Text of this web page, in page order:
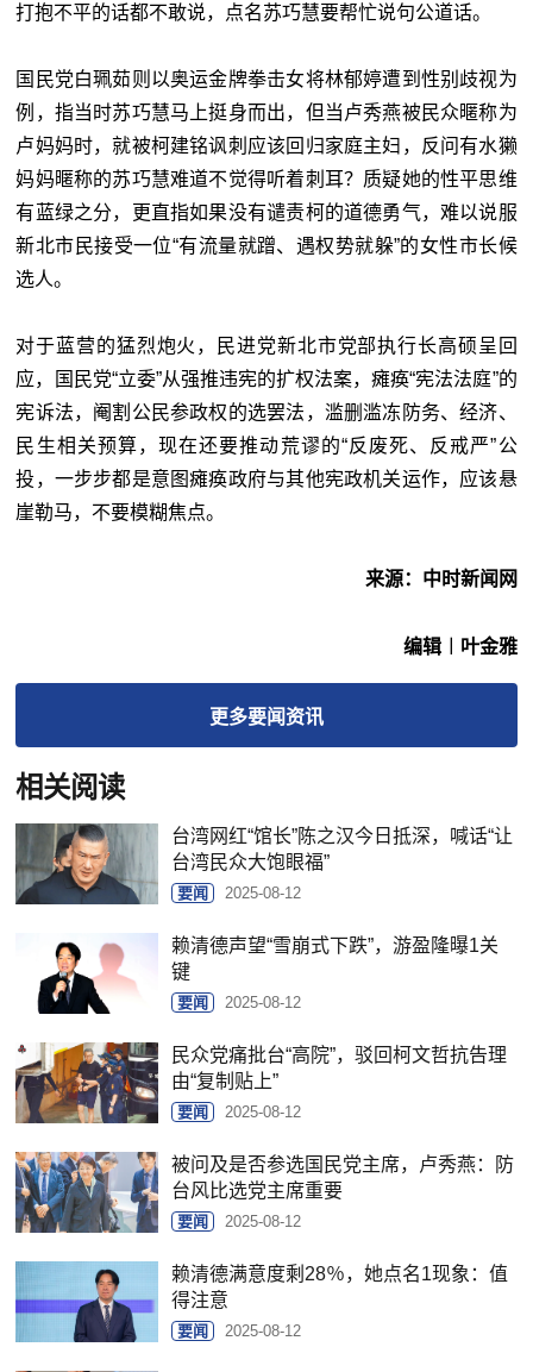
打抱不平的话都不敢说，点名苏巧慧要帮忙说句公道话。
国民党白珮茹则以奥运金牌拳击女将林郁婷遭到性别歧视为
例，指当时苏巧慧马上挺身而出，但当卢秀燕被民众暱称为
卢妈妈时，就被柯建铭讽刺应该回归家庭主妇，反问有水獭
妈妈暱称的苏巧慧难道不觉得听着刺耳？质疑她的性平思维
有蓝绿之分，更直指如果没有谴责柯的道德勇气，难以说服
新北市民接受一位“有流量就蹭、遇权势就躲”的女性市长候
选人。
对于蓝营的猛烈炮火，民进党新北市党部执行长高硕呈回
应，国民党“立委”从强推违宪的扩权法案，瘫痪“宪法法庭”的
宪诉法，阉割公民参政权的选罢法，滥删滥冻防务、经济、
民生相关预算，现在还要推动荒谬的“反废死、反戒严”公
投，一步步都是意图瘫痪政府与其他宪政机关运作，应该悬
崖勒马，不要模糊焦点。
来源：中时新闻网
编辑︱叶金雅
更多要闻资讯
相关阅读
台湾网红“馆长”陈之汉今日抵深，喊话“让
台湾民众大饱眼福”
要闻 2025-08-12
赖清德声望“雪崩式下跌”，游盈隆曝1关
键
要闻 2025-08-12
民众党痛批台“高院”，驳回柯文哲抗告理
由“复制贴上”
要闻 2025-08-12
被问及是否参选国民党主席，卢秀燕：防
台风比选党主席重要
要闻 2025-08-12
赖清德满意度剩28％，她点名1现象：值
得注意
要闻 2025-08-12